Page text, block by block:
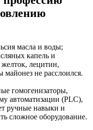
масла и воды;
капель и
лецитин,
не расслоился.
гомогенизаторы,
автоматизации (PLC),
ручные навыки и
сложное оборудование.